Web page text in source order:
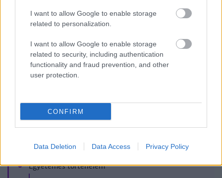
I want to allow Google to enable storage
related to personalization.
I want to allow Google to enable storage
related to security, including authentication
functionality and fraud prevention, and other
user protection.
CONFIRM
Data Deletion Data Access Privacy Policy
Egyetemes történelem